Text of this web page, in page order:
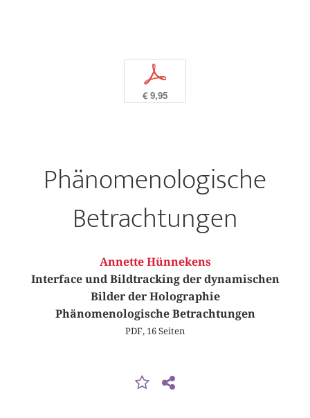
p
€ 9,95
Phänomenologische
Betrachtungen
Annette Hünnekens
Interface und Bildtracking der dynamischen
Bilder der Holographie
Phänomenologische Betrachtungen
PDF, 16 Seiten